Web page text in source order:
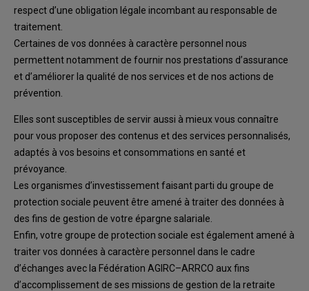
respect d’une obligation légale incombant au responsable de
traitement
Certaines de vos données à caractère personnel nous
permettent notamment de fournir nos prestations d’assurance
et d’améliorer la qualité de nos services et de nos actions de
prévention
Elles sont susceptibles de servir aussi à mieux vous connaître
pour vous proposer des contenus et des services personnalisés,
adaptés à vos besoins et consommations en santé et
prévoyance.
Les organismes d’investissementfaisant parti du groupe de
protection sociale peuvent être amené à traiter des données à
des fins de gestion de votre épargne salariale.
Enfin, votre groupe de protection sociale est également amené à
traiter vos données à caractère personnel dans le cadre
d’échanges avec a Fédération AGIRC–ARRCO auxfins
d’accomplissement de ses missions de gestion de la retraite